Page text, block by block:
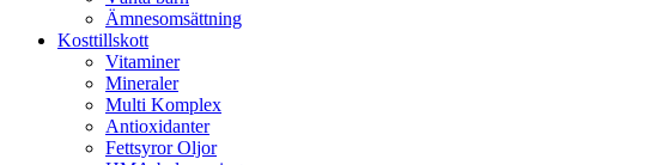
Ämnesomsättning
Kosttillskott
Vitaminer
Mineraler
Multi Komplex
Antioxidanter
Fettsyror Oljor